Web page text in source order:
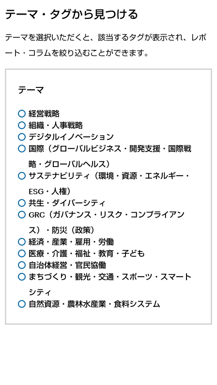
テーマ・タグから見つける
テーマを選択いただくと、該当するタグが表示され、レポ
ート・コラムを絞り込むことができます。
テーマ
経営戦略
組織・人事戦略
デジタルイノベーション
国際（グローバルビジネス・開発支援・国際戦
略・グローバルヘルス）
サステナビリティ（環境・資源・エネルギー・
ESG・人権）
共生・ダイバーシティ
GRC（ガバナンス・リスク・コンプライアン
ス）・防災（政策）
経済・産業・雇用・労働
医療・介護・福祉・教育・子ども
自治体経営・官民協働
まちづくり・観光・交通・スポーツ・スマート
シティ
自然資源・農林水産業・食料システム